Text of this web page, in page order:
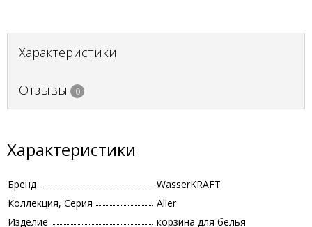
Характеристики
Отзывы 0
Характеристики
Бренд
WasserKRAFT
Коллекция, Серия
Aller
Изделие
корзина для белья